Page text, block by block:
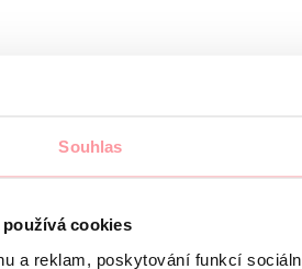
Souhlas
cookies
a reklam, poskytování funkcí